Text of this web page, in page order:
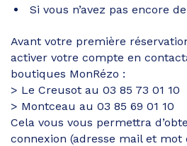
Si vous n’avez pas encore
Avant votre première
activer votre compte en
boutiques MonRézo :
> Le Creusot au 03 85 73 01 10
> Montceau au 03 85 69 01 10
Cela vous vous permettra
connexion (adresse mail et mot